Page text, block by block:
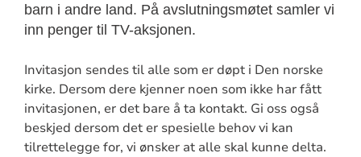
barn i andre land. På avslutningsmøtet samler vi
inn penger til TV-aksjonen.
Invitasjon sendes til alle som er døpt i Den norske
kirke. Dersom dere kjenner noen som ikke har fått
invitasjonen, er det bare å ta kontakt. Gi oss også
beskjed dersom det er spesielle behov vi kan
tilrettelegge for, vi ønsker at alle skal kunne delta.